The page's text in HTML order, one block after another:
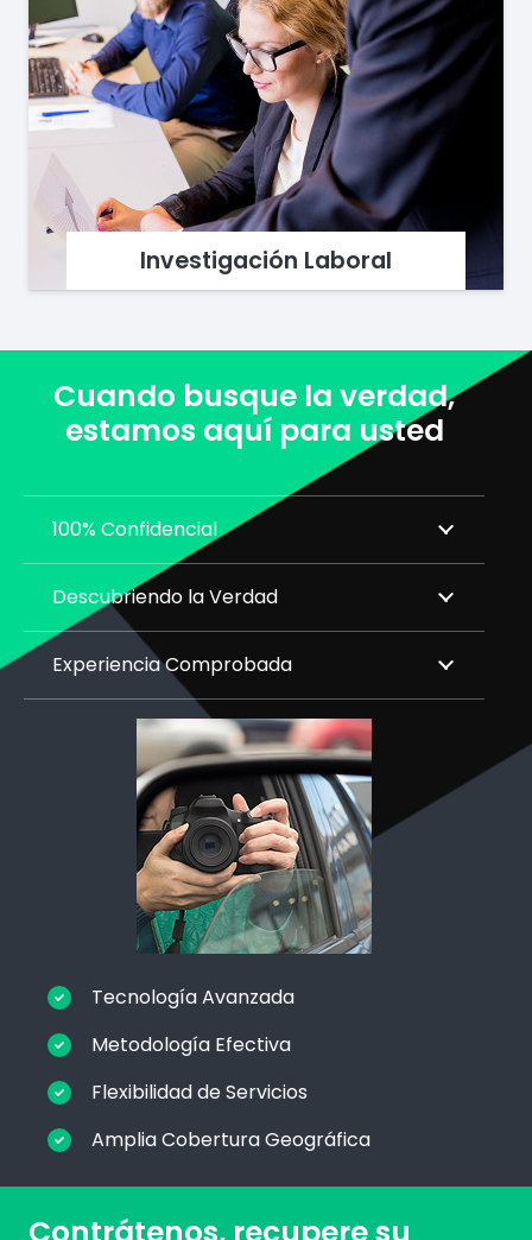
Investigación Laboral
Cuando busque la verdad,
estamos aquí para usted
100% Confidencial
Descubriendo la Verdad
Experiencia Comprobada
Tecnología Avanzada
Metodología Efectiva
Flexibilidad de Servicios
Amplia Cobertura Geográfica